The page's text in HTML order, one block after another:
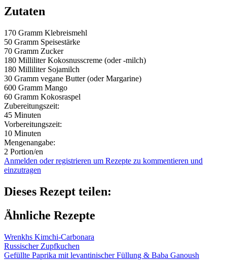
Zutaten
170 Gramm Klebreismehl
50 Gramm Speisestärke
70 Gramm Zucker
180 Milliliter Kokosnusscreme (oder -milch)
180 Milliliter Sojamilch
30 Gramm vegane Butter (oder Margarine)
600 Gramm Mango
60 Gramm Kokosraspel
Zubereitungszeit:
45 Minuten
Vorbereitungszeit:
10 Minuten
Mengenangabe:
2 Portion/en
Anmelden oder registrieren um Rezepte zu kommentieren und
einzutragen
Dieses Rezept teilen:
Ähnliche Rezepte
Wrenkhs Kimchi-Carbonara
Russischer Zupfkuchen
Gefüllte Paprika mit levantinischer Füllung & Baba Ganoush